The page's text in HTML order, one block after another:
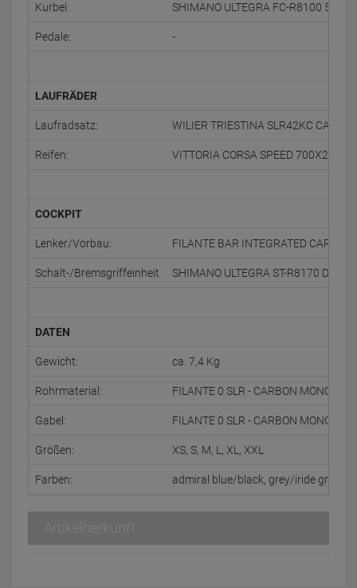
Kurbel: SHIMANO ULTEGRA FC-R8100 50-
Pedale: -
LAUFRÄDER
Laufradsatz: WILIER TRIESTINA SLR42KC
Reifen: VITTORIA CORSA SPEED 700X28
COCKPIT
Lenker/Vorbau: FILANTE BAR INTEGRATED CARBON
Schalt-/Bremsgriffeinheit SHIMANO ULTEGRA ST-R8170 DI2
DATEN
Gewicht: ca. 7,4 Kg
Rohrmaterial: FILANTE 0 SLR - CARBON
Gabel: FILANTE 0 SLR - CARBON
Größen: XS, S, M, L, XL, XXL
Farben: admiral blue/black, grey/iride green,
Artikelherkunft